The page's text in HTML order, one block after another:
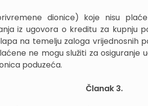
dionice) koje nisu
iz ugovora o kreditu za kupnju
na temelju zaloga vrijednosnih
ne mogu služiti za osiguranje
poduzeća.
Članak 3.